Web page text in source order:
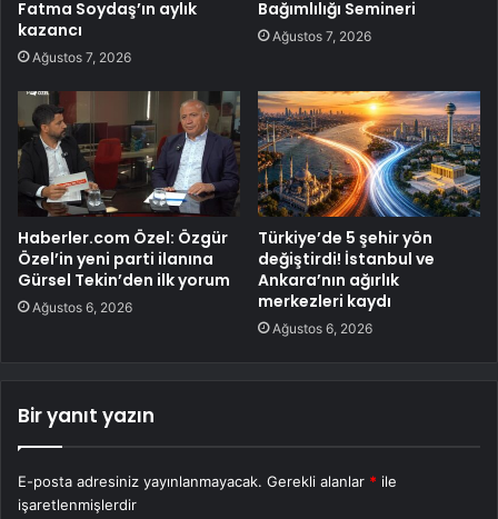
Fatma Soydaş’ın aylık
kazancı
Ağustos 7, 2026
Bağımlılığı Semineri
Ağustos 7, 2026
Haberler.com Özel: Özgür
Özel’in yeni parti ilanına
Gürsel Tekin’den ilk yorum
Ağustos 6, 2026
Türkiye’de 5 şehir yön
değiştirdi! İstanbul ve
Ankara’nın ağırlık
merkezleri kaydı
Ağustos 6, 2026
Bir yanıt yazın
E-posta adresiniz yayınlanmayacak. Gerekli alanlar * ile
işaretlenmişlerdir